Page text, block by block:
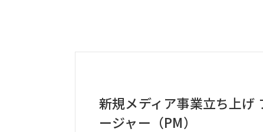
新規メディア事業立ち上げ
ージャー（PM）